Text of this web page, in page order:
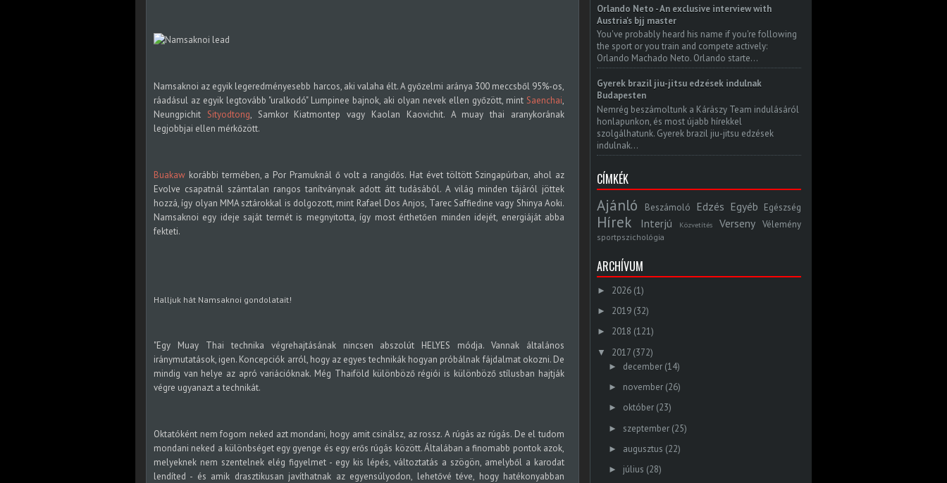
Namsaknoi az egyik legeredményesebb harcos, aki valaha élt. A győzelmi aránya 300 meccsből 95%-os,
ráadásul az egyik legtovább "uralkodó" Lumpinee bajnok, aki olyan nevek ellen győzött, mint Saenchai,
Neungpichit Sityodtong, Samkor Kiatmontep vagy Kaolan Kaovichit. A muay thai aranykorának
legjobbjai ellen mérkőzött.
Buakaw korábbi termében, a Por Pramuknál ő volt a rangidős. Hat évet töltött Szingapúrban, ahol az
Evolve csapatnál számtalan rangos tanítványnak adott átt tudásából. A világ minden tájáról jöttek
hozzá, így olyan MMA sztárokkal is dolgozott, mint Rafael Dos Anjos, Tarec Saffiedine vagy Shinya Aoki.
Namsaknoi egy ideje saját termét is megnyitotta, így most érthetően minden idejét, energiáját abba
fekteti.
Halljuk hát Namsaknoi gondolatait!
"Egy Muay Thai technika végrehajtásának nincsen abszolút HELYES módja. Vannak általános
iránymutatások, igen. Koncepciók arról, hogy az egyes technikák hogyan próbálnak fájdalmat okozni. De
mindig van helye az apró variációknak. Még Thaiföld különböző régiói is különböző stílusban hajtják
végre ugyanazt a technikát.
Oktatóként nem fogom neked azt mondani, hogy amit csinálsz, az rossz. A rúgás az rúgás. De el tudom
mondani neked a különbséget egy gyenge és egy erős rúgás között. Általában a finomabb pontok azok,
melyeknek nem szentelnek elég figyelmet - egy kis lépés, változtatás a szögön, amelyből a karodat
lendíted - és amik drasztikusan javíthatnak az egyensúlyodon, lehetővé téve, hogy hatékonyabban
Orlando Neto - An exclusive interview with
Austria's bjj master
You've probably heard his name if you're following
the sport or you train and compete actively:
Orlando Machado Neto. Orlando starte...
Gyerek brazil jiu-jitsu edzések indulnak
Budapesten
Nemrég beszámoltunk a Kárászy Team indulásáról
honlapunkon, és most újabb hírekkel
szolgálhatunk. Gyerek brazil jiu-jitsu edzések
indulnak...
CÍMKÉK
Ajánló Beszámoló Edzés Egyéb Egészség
Hírek Interjú Közvetítés Verseny Vélemény
sportpszichológia
ARCHÍVUM
► 2026 (1)
► 2019 (32)
► 2018 (121)
▼ 2017 (372)
► december (14)
► november (26)
► október (23)
► szeptember (25)
► augusztus (22)
► július (28)